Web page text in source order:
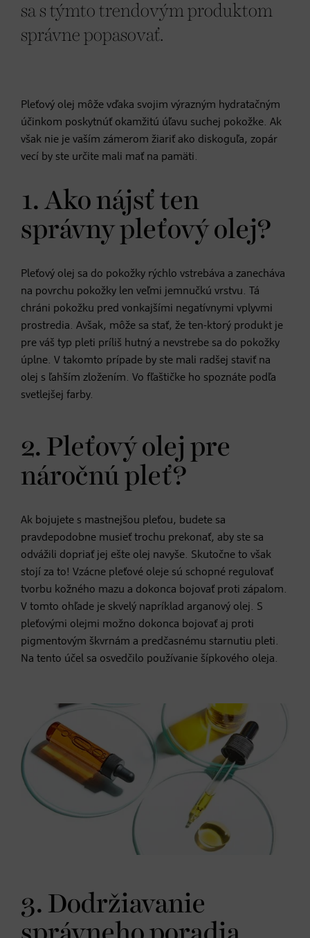
sa s týmto trendovým produktom
správne popasovať.
Pleťový olej môže vďaka svojim výrazným hydratačným
účinkom poskytnúť okamžitú úľavu suchej pokožke. Ak
však nie je vaším zámerom žiariť ako diskoguľa, zopár
vecí by ste určite mali mať na pamäti.
1. Ako nájsť ten
správny pleťový olej?
Pleťový olej sa do pokožky rýchlo vstrebáva a zanecháva
na povrchu pokožky len veľmi jemnučkú vrstvu. Tá
chráni pokožku pred vonkajšími negatívnymi vplyvmi
prostredia. Avšak, môže sa stať, že ten-ktorý produkt je
pre váš typ pleti príliš hutný a nevstrebe sa do pokožky
úplne. V takomto prípade by ste mali radšej staviť na
olej s ľahším zložením. Vo fľaštičke ho spoznáte podľa
svetlejšej farby.
2. Pleťový olej pre
náročnú pleť?
Ak bojujete s mastnejšou pleťou, budete sa
pravdepodobne musieť trochu prekonať, aby ste sa
odvážili dopriať jej ešte olej navyše. Skutočne to však
stojí za to! Vzácne pleťové oleje sú schopné regulovať
tvorbu kožného mazu a dokonca bojovať proti zápalom.
V tomto ohľade je skvelý napríklad arganový olej. S
pleťovými olejmi možno dokonca bojovať aj proti
pigmentovým škvrnám a predčasnému starnutiu pleti.
Na tento účel sa osvedčilo používanie šípkového oleja.
3. Dodržiavanie